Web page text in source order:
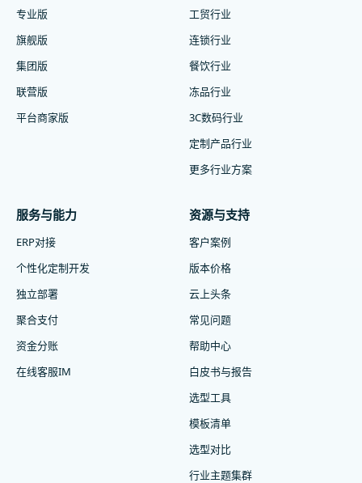
专业版
旗舰版
集团版
联营版
平台商家版
工贸行业
连锁行业
餐饮行业
冻品行业
3C数码行业
定制产品行业
更多行业方案
服务与能力
ERP对接
个性化定制开发
独立部署
聚合支付
资金分账
在线客服IM
资源与支持
客户案例
版本价格
云上头条
常见问题
帮助中心
白皮书与报告
选型工具
模板清单
选型对比
行业主题集群